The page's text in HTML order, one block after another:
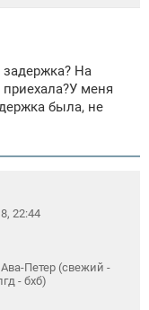
задержка? На
меня
была, не
22:44
Ава-Петер (свежий -
- бхб)